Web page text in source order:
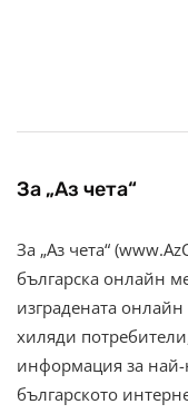
За „Аз чета“
За „Аз чета“
българска онлайн
изградената
хиляди
информация за най-
българското